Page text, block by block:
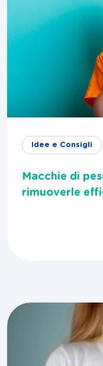
Idee e Consigli
Macchie di
rimuoverle